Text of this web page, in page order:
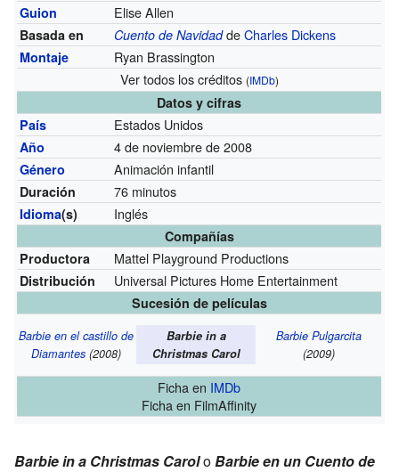
Guion Elise Allen
Basada en Cuento de NavidaddeCharles Dickens
Montaje
Ryan Brassington
Ver todos los créditos (IMDb)
Datos y cifras
País
Estados Unidos
Año 4 de noviembre de 2008
Género Animación infantil
Duración 76 minutos
Idioma(s) Inglés
Compañías
Productora
Mattel Playground Productions
Distribución Universal Pictures Home Entertainment
Sucesión de películas
Barbie en el castillo de
Diamantes (2008)
Barbie in a
Christmas Carol
Barbie Pulgarcita
(2009)
Ficha en IMDb
Ficha en FilmAffinity
Barbie in a Christmas CaroloBarbie en un Cuento de